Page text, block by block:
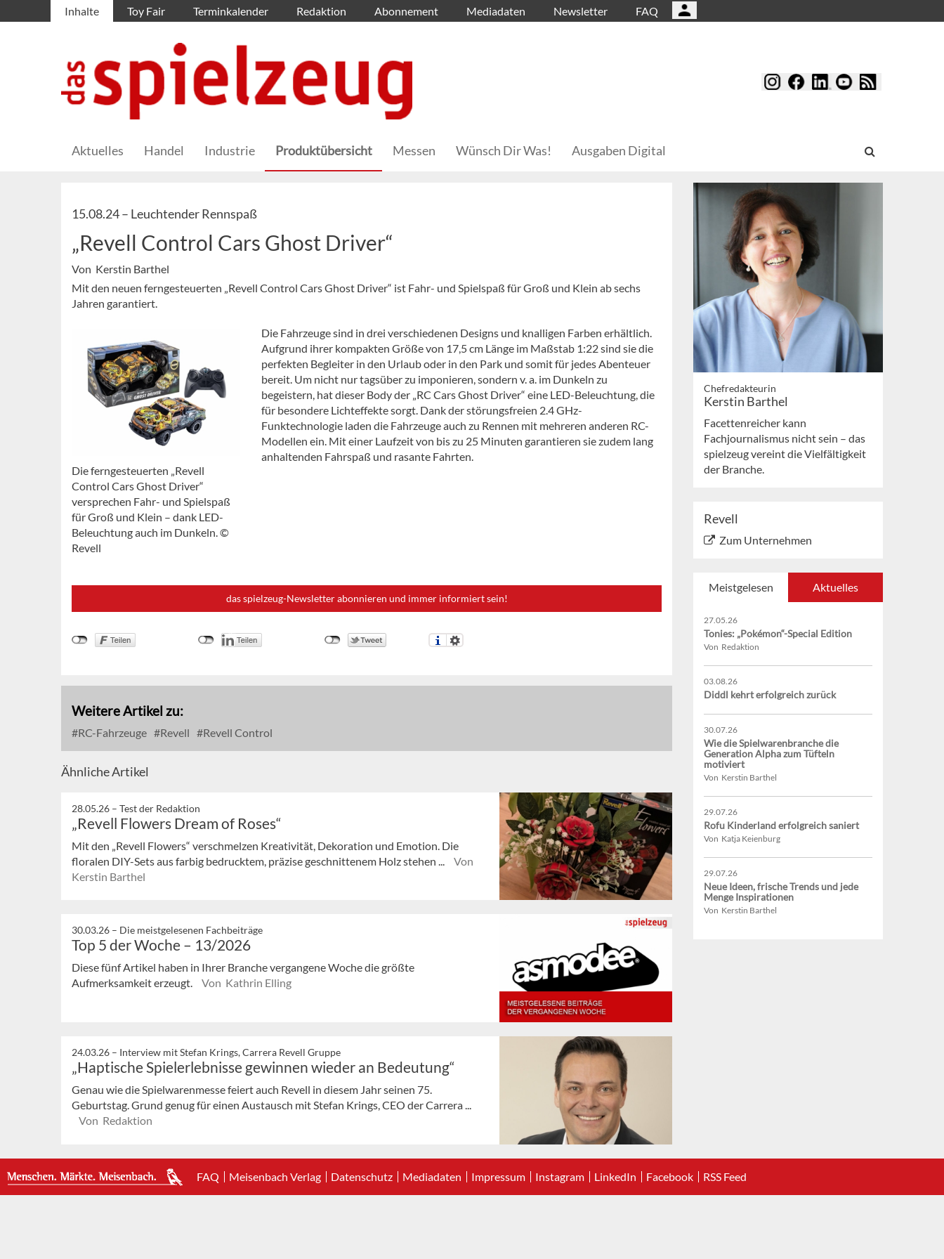
Inhalte Toy Fair Terminkalender Redaktion Abonnement Mediadaten Newsletter FAQ
Aktuelles Handel Industrie Produktübersicht Messen Wünsch Dir Was! Ausgaben Digital
15.08.24 – Leuchtender Rennspaß
„Revell Control Cars Ghost Driver“
Von Kerstin Barthel
Mit den neuen ferngesteuerten „Revell Control Cars Ghost Driver“ ist Fahr- und Spielspaß für Groß und Klein ab sechs
Jahren garantiert.
Die ferngesteuerten „Revell
Control Cars Ghost Driver“
versprechen Fahr- und Spielspaß
für Groß und Klein – dank LED-
Beleuchtung auch im Dunkeln. ©
Revell
Die Fahrzeuge sind in drei verschiedenen Designs und knalligen Farben erhältlich.
Aufgrund ihrer kompakten Größe von 17,5 cm Länge im Maßstab 1:22 sind sie die
perfekten Begleiter in den Urlaub oder in den Park und somit für jedes Abenteuer
bereit. Um nicht nur tagsüber zu imponieren, sondern v. a. im Dunkeln zu
begeistern, hat dieser Body der „RC Cars Ghost Driver“ eine LED-Beleuchtung, die
für besondere Lichteffekte sorgt. Dank der störungsfreien 2.4 GHz-
Funktechnologie laden die Fahrzeuge auch zu Rennen mit mehreren anderen RC-
Modellen ein. Mit einer Laufzeit von bis zu 25 Minuten garantieren sie zudem lang
anhaltenden Fahrspaß und rasante Fahrten.
das spielzeug-Newsletter abonnieren und immer informiert sein!
Weitere Artikel zu:
RC-Fahrzeuge Revell Revell Control
Ähnliche Artikel
28.05.26 – Test der Redaktion
„Revell Flowers Dream of Roses“
Mit den „Revell Flowers“ verschmelzen Kreativität, Dekoration und Emotion. Die
floralen DIY-Sets aus farbig bedrucktem, präzise geschnittenem Holz stehen ...
Von
Kerstin Barthel
30.03.26 – Die meistgelesenen Fachbeiträge
Top 5 der Woche – 13/2026
Diese fünf Artikel haben in Ihrer Branche vergangene Woche die größte
Aufmerksamkeit erzeugt.
Von Kathrin Elling
24.03.26 – Interview mit Stefan Krings, Carrera Revell Gruppe
„Haptische Spielerlebnisse gewinnen wieder an Bedeutung“
Genau wie die Spielwarenmesse feiert auch Revell in diesem Jahr seinen 75.
Geburtstag. Grund genug für einen Austausch mit Stefan Krings, CEO der Carrera ...
Von Redaktion
Chefredakteurin
Kerstin Barthel
Facettenreicher kann
Fachjournalismus nicht sein – das
spielzeug vereint die Vielfältigkeit
der Branche.
Revell
Zum Unternehmen
Meistgelesen Aktuelles
27.05.26
Tonies: „Pokémon“-Special Edition
Von Redaktion
03.08.26
Diddl kehrt erfolgreich zurück
30.07.26
Wie die Spielwarenbranche die
Generation Alpha zum Tüfteln
motiviert
Von Kerstin Barthel
29.07.26
Rofu Kinderland erfolgreich saniert
Von Katja Keienburg
29.07.26
Neue Ideen, frische Trends und jede
Menge Inspirationen
Von Kerstin Barthel
FAQ Meisenbach Verlag Datenschutz Mediadaten Impressum Instagram LinkedIn Facebook RSS Feed